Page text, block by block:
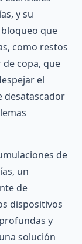
y su
que
como restos
copa, que
el
desatascador
de
un
de
dispositivos
y
solución